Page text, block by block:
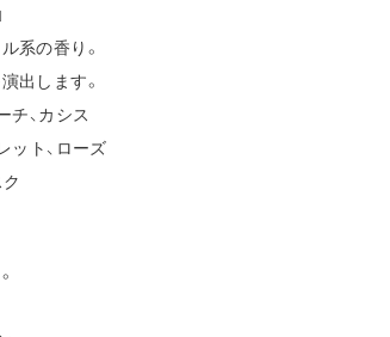
系の香り。
出します。
、カシス
ト、ローズ